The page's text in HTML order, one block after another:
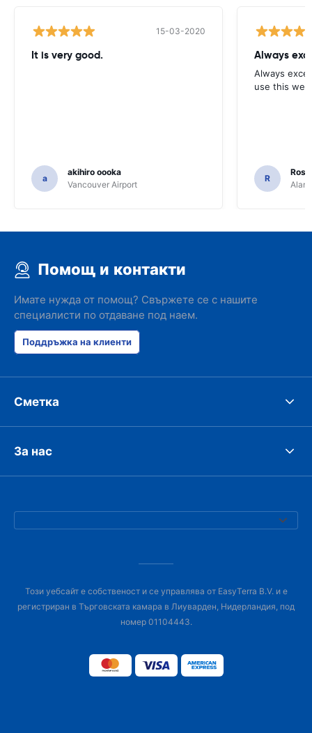
15-03-2020
It is very good.
a
akihiro oooka
Vancouver Airport
Always
Always
use this
R
Помощ и контакти
Имате нужда от помощ? Свържете се с нашите
специалисти по отдаване под наем.
Поддръжка на клиенти
Сметка
За нас
Този уебсайт е собственост и се управлява от EasyTerra B.V. и е
регистриран в Търговската камара в Лиуварден, Нидерландия, под
номер 01104443.